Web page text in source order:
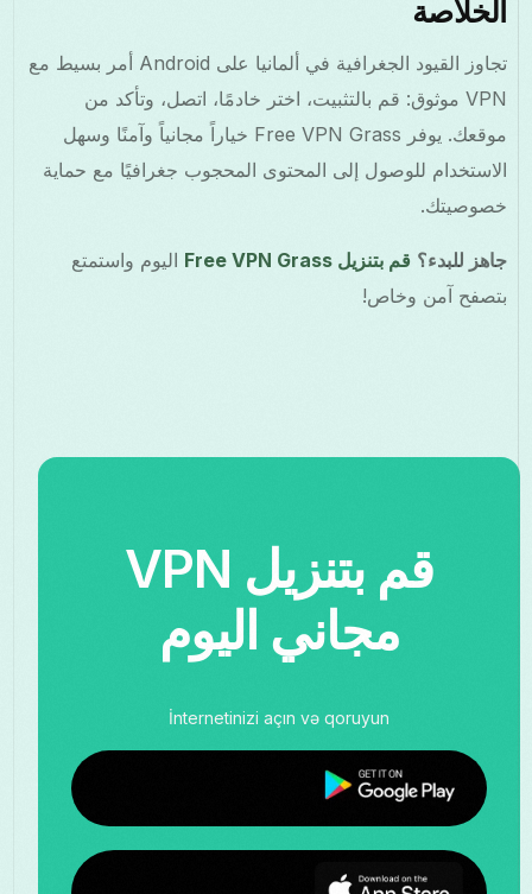
الخلاصة
تجاوز القيود الجغرافية في ألمانيا على Android أمر بسيط مع
VPN موثوق: قم بالتثبيت، اختر خادمًا، اتصل، وتأكد من
موقعك. يوفر Free VPN Grass خياراً مجانياً وآمنًا وسهل
الاستخدام للوصول إلى المحتوى المحجوب جغرافيًا مع حماية
خصوصيتك.
جاهز للبدء؟ قم بتنزيل Free VPN Grass
اليوم واستمتع
بتصفح آمن وخاص!
قم بتنزيل VPN
مجاني اليوم
İnternetinizi açın və qoruyun